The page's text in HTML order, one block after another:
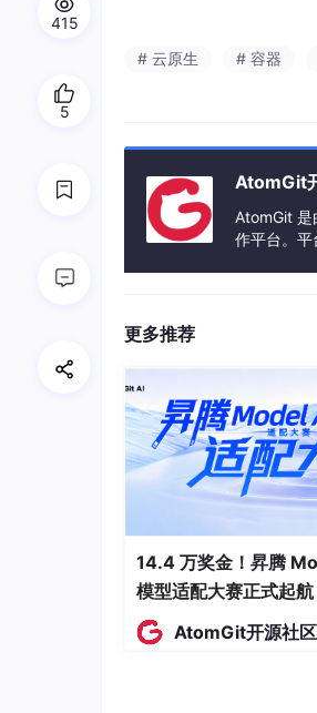
FEAT --> F3[
    MODEL --> |
P(访
    MODEL --> |
P(
APP[应用查
ROUTER -->
ROUTER -->
        PROXY --> |
PROXY -->
PROXY -->
关键机制解析：
访问概率预测：基
# 云原生 # 容器
AtomGit
AtomGit 是
作平台。平
更多推荐
14.4 万奖金！昇腾
模型适配大赛正式起航
AtomGit开源社区
415
5